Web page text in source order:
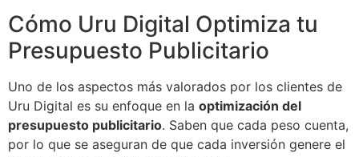
Cómo Uru Digital Optimiza tu
Presupuesto Publicitario
Uno de los aspectos más valorados por los clientes de
Uru Digital es su enfoque en la optimización del
presupuesto publicitario. Saben que cada peso cuenta,
por lo que se aseguran de que cada inversión genere el